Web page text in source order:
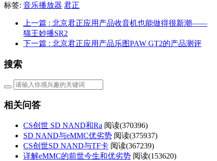
标签: 音乐播放器 君正
上一篇 : 北京君正应用产品收音机也能做得很新潮——
猫王妙播SR2
下一篇 : 北京君正应用产品乐图PAW GT2的产品测评
搜索
相关问答
CS创世 SD NAND和Ra 阅读(370396)
SD NAND与eMMC优劣势 阅读(375937)
CS创世SD NAND与TF卡 阅读(367239)
详解eMMC的前世今生和优劣势 阅读(153620)